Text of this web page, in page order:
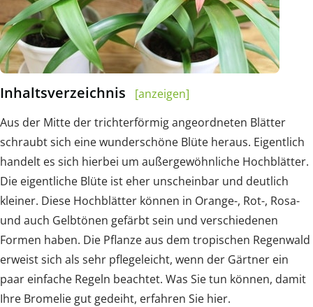
Inhaltsverzeichnis
[anzeigen]
Aus der Mitte der trichterförmig angeordneten Blätter
schraubt sich eine wunderschöne Blüte heraus. Eigentlich
handelt es sich hierbei um außergewöhnliche Hochblätter.
Die eigentliche Blüte ist eher unscheinbar und deutlich
kleiner. Diese Hochblätter können in Orange-, Rot-, Rosa-
und auch Gelbtönen gefärbt sein und verschiedenen
Formen haben. Die Pflanze aus dem tropischen Regenwald
erweist sich als sehr pflegeleicht, wenn der Gärtner ein
paar einfache Regeln beachtet. Was Sie tun können, damit
Ihre Bromelie gut gedeiht, erfahren Sie hier.